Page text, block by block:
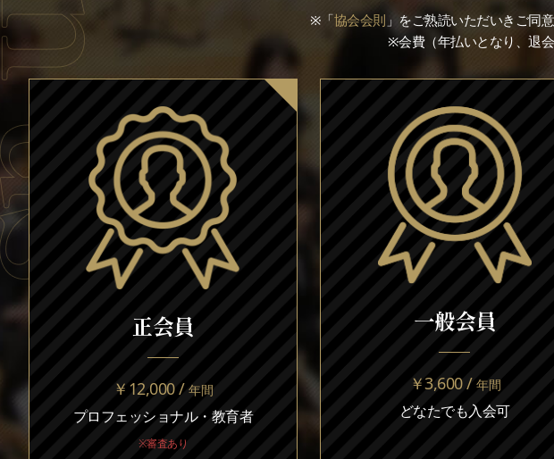
※「協会会則 」をご熟読いただいきご同
※会費（年払いとなり、退
正会員
￥12,000 /年間
プロフェッショナル・教育者
※審査あり
一般会員
￥3,600 /年間
どなたでも入会可